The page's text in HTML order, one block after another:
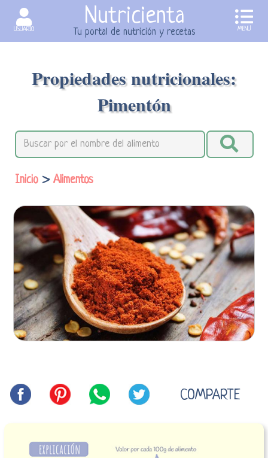
USUARIO
Nutricienta
Tu portal de nutrición y recetas MENU
Propiedades nutricionales:
Pimentón
Inicio > Alimentos
COMPARTE